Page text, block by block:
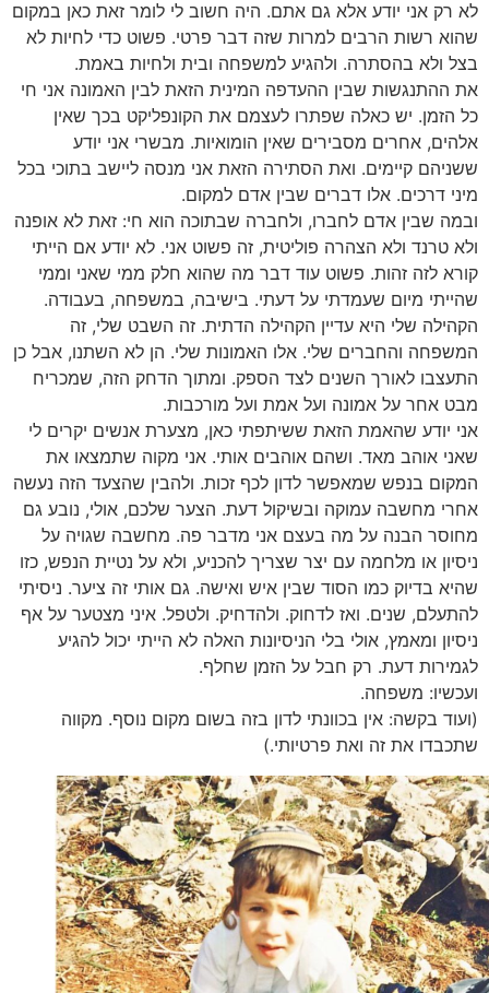
לא רק אני יודע אלא גם אתם. היה חשוב לי לומר זאת כאן במקום
שהוא רשות הרבים למרות שזה דבר פרטי. פשוט כדי לחיות לא
בצל ולא בהסתרה. ולהגיע למשפחה ובית ולחיות באמת.
את ההתנגשות שבין ההעדפה המינית הזאת לבין האמונה אני חי
כל הזמן. יש כאלה שפתרו לעצמם את הקונפליקט בכך שאין
אלהים, אחרים מסבירים שאין הומואיות. מבשרי אני יודע
ששניהם קיימים. ואת הסתירה הזאת אני מנסה ליישב בתוכי בכל
מיני דרכים. אלו דברים שבין אדם למקום.
ובמה שבין אדם לחברו, ולחברה שבתוכה הוא חי: זאת לא אופנה
ולא טרנד ולא הצהרה פוליטית, זה פשוט אני. לא יודע אם הייתי
קורא לזה זהות. פשוט עוד דבר מה שהוא חלק ממי שאני וממי
שהייתי מיום שעמדתי על דעתי. בישיבה, במשפחה, בעבודה.
הקהילה שלי היא עדיין הקהילה הדתית. זה השבט שלי, זה
המשפחה והחברים שלי. אלו האמונות שלי. הן לא השתנו, אבל כן
התעצבו לאורך השנים לצד הספק. ומתוך הדחק הזה, שמכריח
מבט אחר על אמונה ועל אמת ועל מורכבות.
אני יודע שהאמת הזאת ששיתפתי כאן, מצערת אנשים יקרים לי
שאני אוהב מאד. ושהם אוהבים אותי. אני מקוה שתמצאו את
המקום בנפש שמאפשר לדון לכף זכות. ולהבין שהצעד הזה נעשה
אחרי מחשבה עמוקה ובשיקול דעת. הצער שלכם, אולי, נובע גם
מחוסר הבנה על מה בעצם אני מדבר פה. מחשבה שגויה על
ניסיון או מלחמה עם יצר שצריך להכניע, ולא על נטיית הנפש, כזו
שהיא בדיוק כמו הסוד שבין איש ואישה. גם אותי זה ציער. ניסיתי
להתעלם, שנים. ואז לדחוק. ולהדחיק. ולטפל. איני מצטער על אף
ניסיון ומאמץ, אולי בלי הניסיונות האלה לא הייתי יכול להגיע
לגמירות דעת. רק חבל על הזמן שחלף.
ועכשיו: משפחה.
(ועוד בקשה: אין בכוונתי לדון בזה בשום מקום נוסף. מקווה
שתכבדו את זה ואת פרטיותי.)